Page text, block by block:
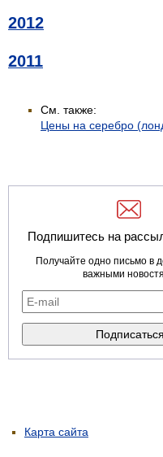
2012
2011
См. также:
Цены на серебро
Подпишитесь на
Получайте одно письмо в
важными
Карта сайта